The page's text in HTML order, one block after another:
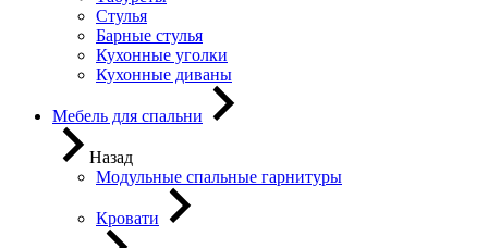
Стулья
Барные стулья
Кухонные уголки
Кухонные диваны
Мебель для спальни
Назад
Модульные спальные гарнитуры
Кровати